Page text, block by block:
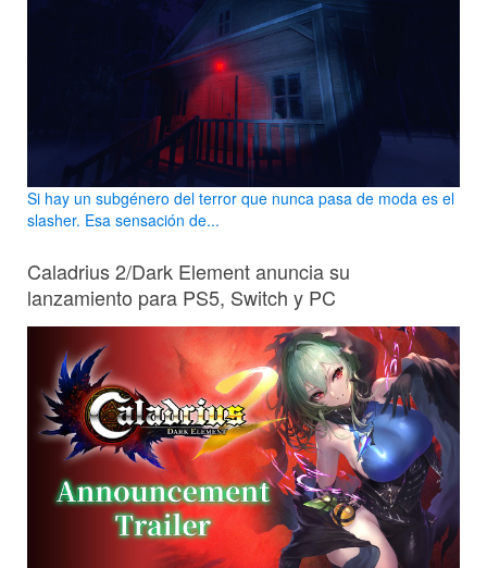
Si hay un subgénero del terror que nunca pasa de moda es el
slasher. Esa sensación de...
Caladrius 2/Dark Element anuncia su
lanzamiento para PS5, Switch y PC